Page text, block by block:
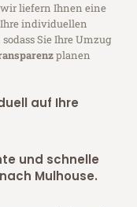
liefern Ihnen eine
individuellen
Sie Ihre Umzug
planen
auf Ihre
und schnelle
Mulhouse.